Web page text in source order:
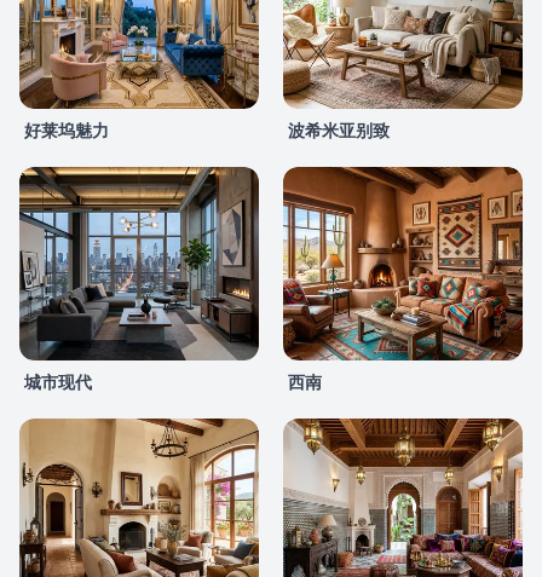
好莱坞魅力 波希米亚别致
城市现代 西南